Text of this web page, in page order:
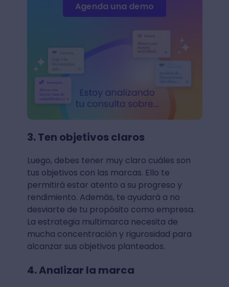
Agenda una demo
3. Ten objetivos claros
Luego, debes tener muy claro cuáles son
tus objetivos con las marcas. Ello te
permitirá estar atento a su progreso y
rendimiento. Además, te ayudará a no
desviarte de tu propósito como empresa.
La estrategia multimarca necesita de
mucha concentración y rigurosidad para
alcanzar sus objetivos planteados.
4. Analizar la marca